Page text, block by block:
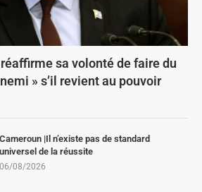
sa volonté de faire du
» s’il revient au pouvoir
Cameroun |Il n’existe pas de standard
universel de la réussite
06/08/2026